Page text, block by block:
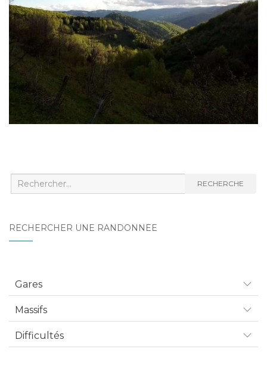
Recherche
RECHERCHE
RECHERCHER UNE RANDONNÉE
Gares
Massifs
Difficultés